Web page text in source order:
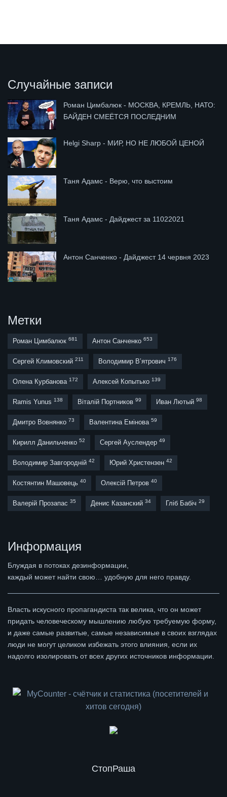
Случайные записи
Роман Цимбалюк - МОСКВА, КРЕМЛЬ, НАТО:
БАЙДЕН СМЕЁТСЯ ПОСЛЕДНИМ
Helgi Sharp - МИР, НО НЕ ЛЮБОЙ ЦЕНОЙ
Таня Адамс - Верю, что выстоим
Таня Адамс - Дайджест за 11022021
Антон Санченко - Дайджест 14 червня 2023
Метки
Роман Цимбалюк 681 Антон Санченко 653
Сергей Климовский 211 Володимир В’ятрович 176
Олена Курбанова 172 Алексей Копытько 139
Ramis Yunus 138 Віталій Портников 99 Иван Лютый 98
Дмитро Вовнянко 73 Валентина Емінова 59
Кирилл Данильченко 52 Сергей Ауслендер 49
Володимир Завгородній 42 Юрий Христензен 42
Костянтин Машовець 40 Олексій Петров 40
Валерій Прозапас 35 Денис Казанский 34 Гліб Бабіч 29
Информация
Блуждая в потоках дезинформации,
каждый может найти свою… удобную для него правду.
Власть искусного пропагандиста так велика, что он может
придать человеческому мышлению любую требуемую форму,
и даже самые развитые, самые независимые в своих взглядах
люди не могут целиком избежать этого влияния, если их
надолго изолировать от всех других источников информации.
СтопРаша